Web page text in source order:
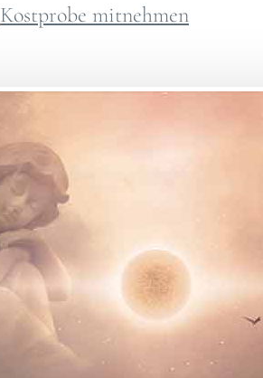
Kostprobe mitnehmen